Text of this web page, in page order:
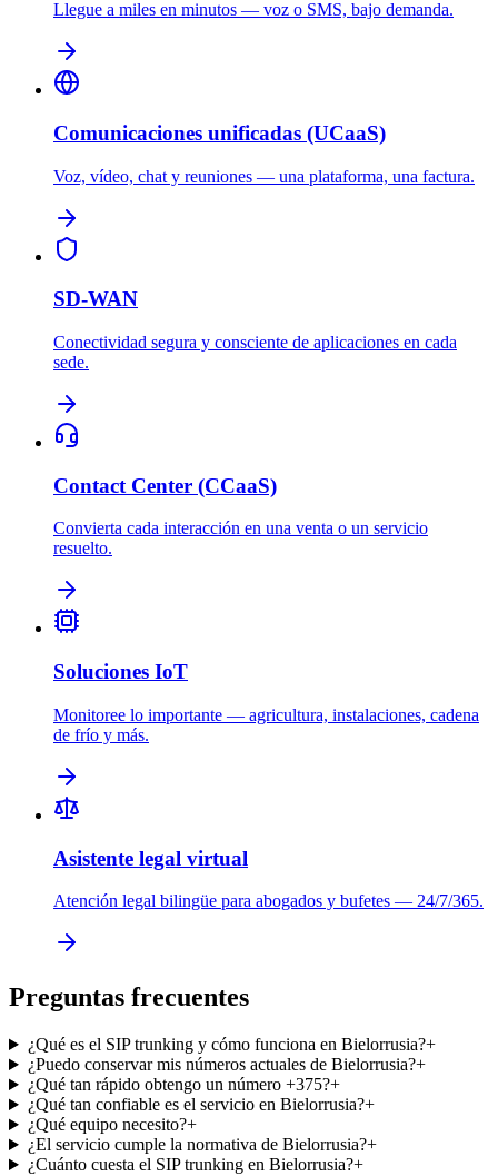
Llegue a miles en minutos — voz o SMS, bajo demanda.
Comunicaciones unificadas (UCaaS)
Voz, vídeo, chat y reuniones — una plataforma, una factura.
SD-WAN
Conectividad segura y consciente de aplicaciones en cada
sede.
Contact Center (CCaaS)
Convierta cada interacción en una venta o un servicio
resuelto.
Soluciones IoT
Monitoree lo importante — agricultura, instalaciones, cadena
de frío y más.
Asistente legal virtual
Atención legal bilingüe para abogados y bufetes — 24/7/365.
Preguntas frecuentes
¿Qué es el SIP trunking y cómo funciona en Bielorrusia?+
¿Puedo conservar mis números actuales de Bielorrusia?+
¿Qué tan rápido obtengo un número +375?+
¿Qué tan confiable es el servicio en Bielorrusia?+
¿Qué equipo necesito?+
¿El servicio cumple la normativa de Bielorrusia?+
¿Cuánto cuesta el SIP trunking en Bielorrusia?+